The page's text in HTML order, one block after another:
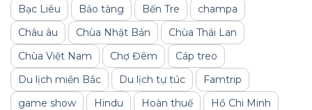
Bạc Liêu Bảo tàng Bến Tre
champa
Châu âu
Chùa Nhật Bản
Chùa Thái Lan
Chùa Việt Nam
Chợ Đêm
Cáp treo
Du lịch miền Bắc
Du lịch tự túc
Famtrip
game show
Hindu Hoàn thuế
Hồ Chi Minh